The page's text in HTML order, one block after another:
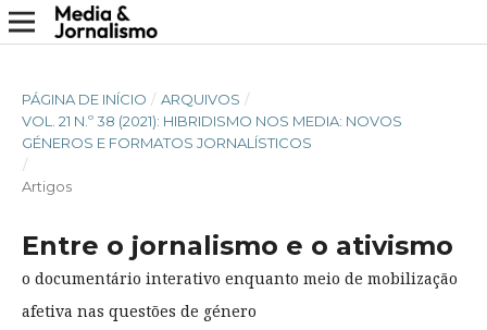
PÁGINA DE INÍCIO / ARQUIVOS /
VOL. 21 N.º 38 (2021): HIBRIDISMO NOS MEDIA: NOVOS
GÉNEROS E FORMATOS JORNALÍSTICOS
/
Artigos
Entre o jornalismo e o ativismo
o documentário interativo enquanto meio de mobilização
afetiva nas questões de género